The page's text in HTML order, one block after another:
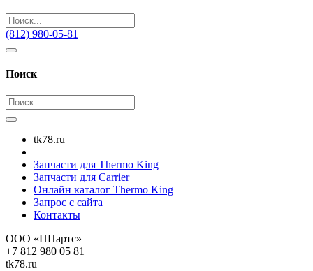
(812) 980-05-81
Поиск
tk78.ru
Запчасти для Thermo King
Запчасти для Carrier
Онлайн каталог Thermo King
Запрос с сайта
Контакты
ООО «ППартс»
+7 812 980 05 81
tk78.ru